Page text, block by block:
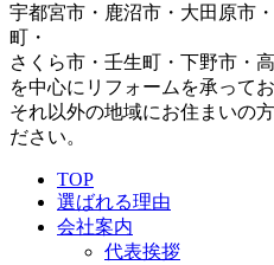
宇都宮市・鹿沼市・大田原市
町・
さくら市・壬生町・下野市・
を中心にリフォームを承ってお
それ以外の地域にお住まいの
ださい。
TOP
選ばれる理由
会社案内
代表挨拶